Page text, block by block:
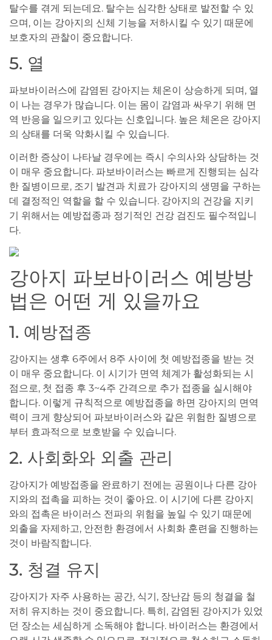
탈수를 겪게 되는데요. 탈수는 심각한 상태로 발전할 수 있
으며, 이는 강아지의 신체 기능을 저하시킬 수 있기 때문에
보호자의 관찰이 중요합니다.
5. 열
파보바이러스에 감염된 강아지는 체온이 상승하게 되며, 열
이 나는 경우가 많습니다. 이는 몸이 감염과 싸우기 위해 면
역 반응을 일으키고 있다는 신호입니다. 높은 체온은 강아지
의 상태를 더욱 악화시킬 수 있습니다.
이러한 증상이 나타날 경우에는 즉시 수의사와 상담하는 것
이 매우 중요합니다. 파보바이러스는 빠르게 진행되는 심각
한 질병이므로, 조기 발견과 치료가 강아지의 생명을 구하는
데 결정적인 역할을 할 수 있습니다. 강아지의 건강을 지키
기 위해서는 예방접종과 정기적인 건강 검진도 필수적입니
다.
강아지 파보바이러스 예방방
법은 어떤 게 있을까요
1. 예방접종
강아지는 생후 6주에서 8주 사이에 첫 예방접종을 받는 것
이 매우 중요합니다. 이 시기가 면역 체계가 활성화되는 시
점으로, 첫 접종 후 3~4주 간격으로 추가 접종을 실시해야
합니다. 이렇게 규칙적으로 예방접종을 하면 강아지의 면역
력이 크게 향상되어 파보바이러스와 같은 위험한 질병으로
부터 효과적으로 보호받을 수 있습니다.
2. 사회화와 외출 관리
강아지가 예방접종을 완료하기 전에는 공원이나 다른 강아
지와의 접촉을 피하는 것이 좋아요. 이 시기에 다른 강아지
와의 접촉은 바이러스 전파의 위험을 높일 수 있기 때문에
외출을 자제하고, 안전한 환경에서 사회화 훈련을 진행하는
것이 바람직합니다.
3. 청결 유지
강아지가 자주 사용하는 공간, 식기, 장난감 등의 청결을 철
저히 유지하는 것이 중요합니다. 특히, 감염된 강아지가 있었
던 장소는 세심하게 소독해야 합니다. 바이러스는 환경에서